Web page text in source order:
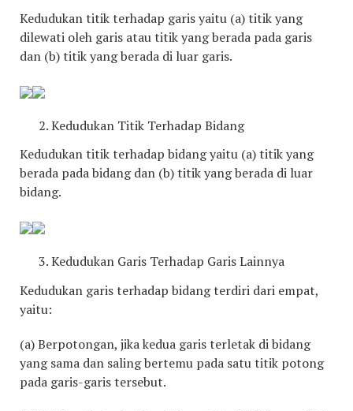
Kedudukan titik terhadap garis yaitu (a) titik yang
dilewati oleh garis atau titik yang berada pada garis
dan (b) titik yang berada di luar garis.
Kedudukan Titik Terhadap Bidang
Kedudukan titik terhadap bidang yaitu (a) titik yang
berada pada bidang dan (b) titik yang berada di luar
bidang.
Kedudukan Garis Terhadap Garis Lainnya
Kedudukan garis terhadap bidang terdiri dari empat,
yaitu:
(a) Berpotongan, jika kedua garis terletak di bidang
yang sama dan saling bertemu pada satu titik potong
pada garis-garis tersebut.